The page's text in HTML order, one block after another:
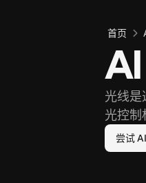
首页
光线是
光控制
尝试